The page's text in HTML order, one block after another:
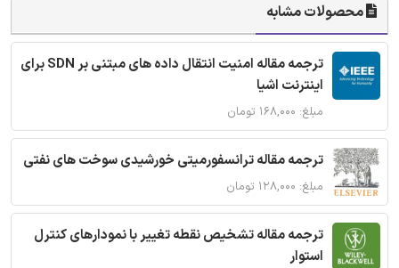
محصولات مشابه
ترجمه مقاله امنیت انتقال داده های مبتنی بر SDN برای
اینترنت اشیا
مبلغ: ۱۶۸,۰۰۰ تومان
ترجمه مقاله ترانسفورمیتی خورشیدی سوخت های نفتی
مبلغ: ۱۲۸,۰۰۰ تومان
ترجمه مقاله تشخیص نقطه تغییر با نمودارهای کنترل
استوار